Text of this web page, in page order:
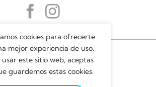
cookies para ofrecerte
mejor experiencia de uso.
usar este sitio web, aceptas
guardemos estas cookies.